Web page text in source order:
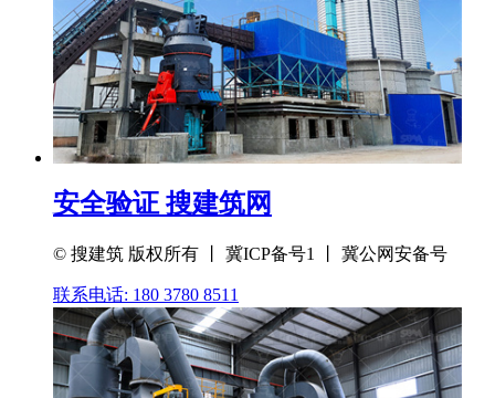
安全验证 搜建筑网
© 搜建筑 版权所有 丨 冀ICP备号1 丨 冀公网安备号
联系电话: 180 3780 8511